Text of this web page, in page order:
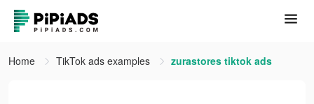
Home TikTok ads examples zurastores tiktok ads